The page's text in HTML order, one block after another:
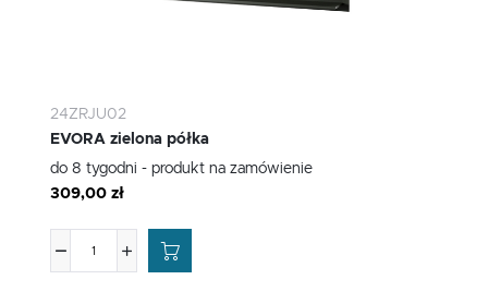
24ZRJU02
EVORA zielona półka
do 8 tygodni - produkt na zamówienie
309,00 zł